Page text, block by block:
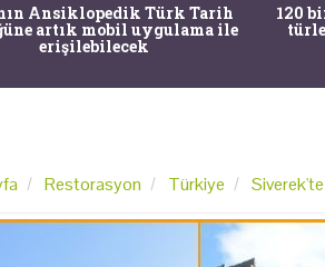
Ansiklopedik Türk Tarih
artık mobil uygulama ile
erişilebilecek
120
Restorasyon Türkiye Siverek'te